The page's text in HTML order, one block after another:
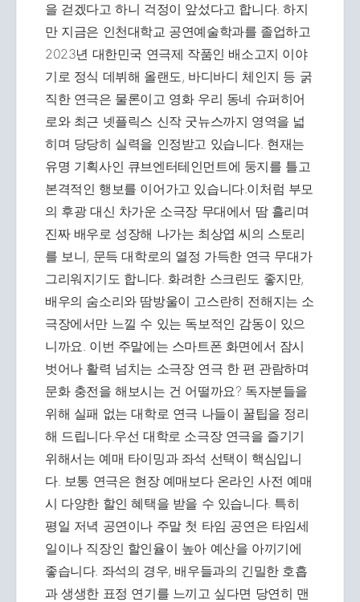
을 걷겠다고 하니 걱정이 앞섰다고 합니다. 하지
만 지금은 인천대학교 공연예술학과를 졸업하고
2023년 대한민국 연극제 작품인 배소고지 이야
기로 정식 데뷔해 올랜도, 바디바디 체인지 등 굵
직한 연극은 물론이고 영화 우리 동네 슈퍼히어
로와 최근 넷플릭스 신작 굿뉴스까지 영역을 넓
히며 당당히 실력을 인정받고 있습니다. 현재는
유명 기획사인 큐브엔터테인먼트에 둥지를 틀고
본격적인 행보를 이어가고 있습니다.이처럼 부모
의 후광 대신 차가운 소극장 무대에서 땀 흘리며
진짜 배우로 성장해 나가는 최상엽 씨의 스토리
를 보니, 문득 대학로의 열정 가득한 연극 무대가
그리워지기도 합니다. 화려한 스크린도 좋지만,
배우의 숨소리와 땀방울이 고스란히 전해지는 소
극장에서만 느낄 수 있는 독보적인 감동이 있으
니까요. 이번 주말에는 스마트폰 화면에서 잠시
벗어나 활력 넘치는 소극장 연극 한 편 관람하며
문화 충전을 해보시는 건 어떨까요? 독자분들을
위해 실패 없는 대학로 연극 나들이 꿀팁을 정리
해 드립니다.우선 대학로 소극장 연극을 즐기기
위해서는 예매 타이밍과 좌석 선택이 핵심입니
다. 보통 연극은 현장 예매보다 온라인 사전 예매
시 다양한 할인 혜택을 받을 수 있습니다. 특히
평일 저녁 공연이나 주말 첫 타임 공연은 타임세
일이나 직장인 할인율이 높아 예산을 아끼기에
좋습니다. 좌석의 경우, 배우들과의 긴밀한 호흡
과 생생한 표정 연기를 느끼고 싶다면 당연히 맨